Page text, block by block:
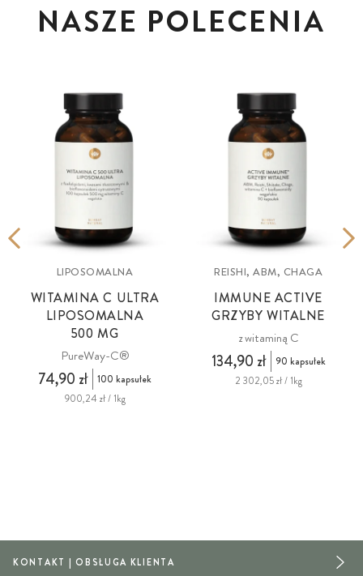
NASZE POLECENIA
LIPOSOMALNA
WITAMINA C ULTRA
LIPOSOMALNA
500 MG
PureWay-C®
74,90 zł
100 kapsułek
900,24 zł / 1kg
REISHI, ABM, CHAGA
IMMUNE ACTIVE
GRZYBY WITALNE
z witaminą C
134,90 zł
90 kapsułek
2 302,05 zł / 1kg
KONTAKT | OBSŁUGA KLIENTA